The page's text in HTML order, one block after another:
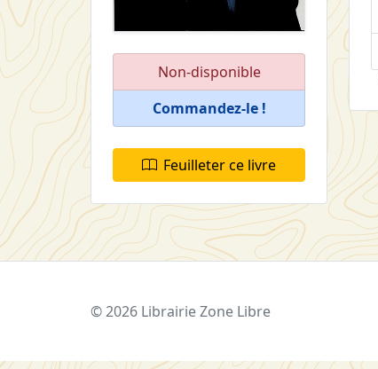
Non-disponible
Commandez-le !
Feuilleter ce livre
© 2026 Librairie Zone Libre